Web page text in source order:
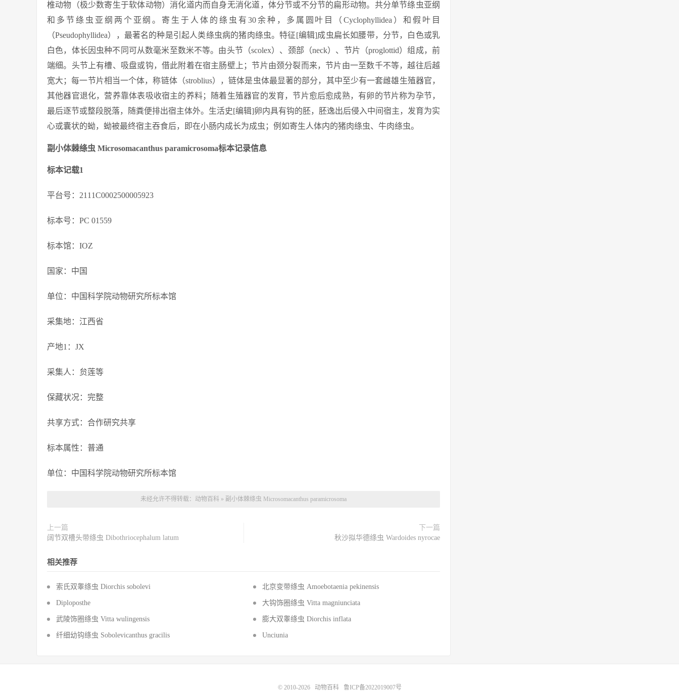
椎动物（极少数寄生于软体动物）消化道内而自身无消化道，体分节或不分节的扁形动物。共分单节绦虫亚纲
和多节绦虫亚纲两个亚纲。寄生于人体的绦虫有30余种，多属圆叶目（Cyclophyllidea）和假叶目
（Pseudophyllidea），最著名的种是引起人类绦虫病的猪肉绦虫。特征[编辑]成虫扁长如腰带，分节，白色或乳
白色，体长因虫种不同可从数毫米至数米不等。由头节（scolex）、颈部（neck）、节片（proglottid）组成，前
端细。头节上有槽、吸盘或钩，借此附着在宿主肠壁上；节片由颈分裂而来，节片由一至数千不等，越往后越
宽大；每一节片相当一个体，称链体（stroblius），链体是虫体最显著的部分，其中至少有一套雌雄生殖器官，
其他器官退化，营养靠体表吸收宿主的养料；随着生殖器官的发育，节片愈后愈成熟，有卵的节片称为孕节，
最后逐节或整段脱落，随粪便排出宿主体外。生活史[编辑]卵内具有钩的胚，胚逸出后侵入中间宿主，发育为实
心或囊状的蚴，蚴被最终宿主吞食后，即在小肠内成长为成虫；例如寄生人体内的猪肉绦虫、牛肉绦虫。
副小体棘绦虫 Microsomacanthus paramicrosoma标本记录信息
标本记载1
平台号：2111C0002500005923
标本号：PC 01559
标本馆：IOZ
国家：中国
单位：中国科学院动物研究所标本馆
采集地：江西省
产地1：JX
采集人：贠莲等
保藏状况：完整
共享方式：合作研究共享
标本属性：普通
单位：中国科学院动物研究所标本馆
未经允许不得转载： 动物百科 » 副小体棘绦虫 Microsomacanthus paramicrosoma
上一篇
阔节双槽头带绦虫 Dibothriocephalum latum
下一篇
秋沙拟华德绦虫 Wardoides nyrocae
相关推荐
索氏双睾绦虫 Diorchis sobolevi 北京变带绦虫 Amoebotaenia pekinensis
Diploposthe 大钩饰圈绦虫 Vitta magniunciata
武陵饰圈绦虫 Vitta wulingensis 膨大双睾绦虫 Diorchis inflata
纤细幼钩绦虫 Sobolevicanthus gracilis Unciunia
© 2010-2026 动物百科 鲁ICP备2022019007号